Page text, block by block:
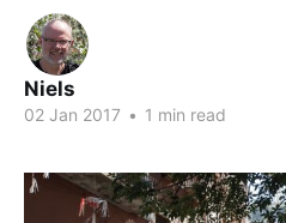
Niels
02 Jan 2017 • 1 min read